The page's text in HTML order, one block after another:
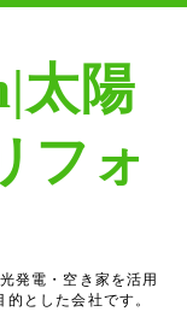
太陽
フォ
発電・空き家を活用
とした会社です。